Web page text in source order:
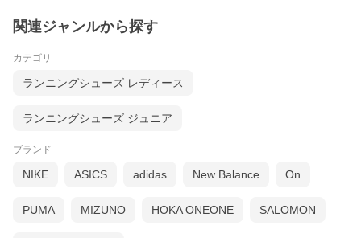
関連ジャンルから探す
カテゴリ
ランニングシューズ レディース
ランニングシューズ ジュニア
ブランド
NIKE ASICS adidas New Balance On
PUMA MIZUNO HOKA ONEONE SALOMON